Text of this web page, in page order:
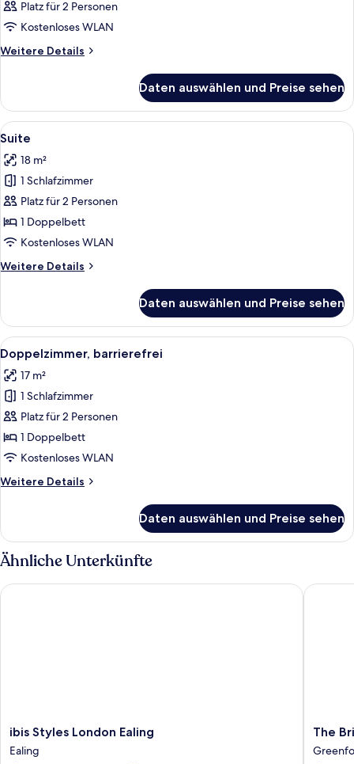
Platz für 2 Personen
Kostenloses WLAN
Weitere Details
Weitere
Daten auswählen und Preise sehen
Alle
Fotos
für
Suite
anzeigen
Ein modernes Hotelzimmer mit
8
Suite
18 m²
1 Schlafzimmer
Platz für 2 Personen
1 Doppelbett
Kostenloses WLAN
Weitere Details
Weitere
Daten auswählen und Preise sehen
Alle
Fotos
für
Doppelzimmer,
barrierefrei
anzeigen
Ein Hotelzimmer mit einem Bett,
4
Doppelzimmer, barrierefrei
17 m²
1 Schlafzimmer
Platz für 2 Personen
1 Doppelbett
Kostenloses WLAN
Weitere Details
Weitere
barrierefrei
Daten auswählen und Preise sehen
Ähnliche Unterkünfte
ibis
Styles
London
ibis Styles London Ealing
Ealing
ibis Styles London Ealing
The
Bridge
Hotel
The
The